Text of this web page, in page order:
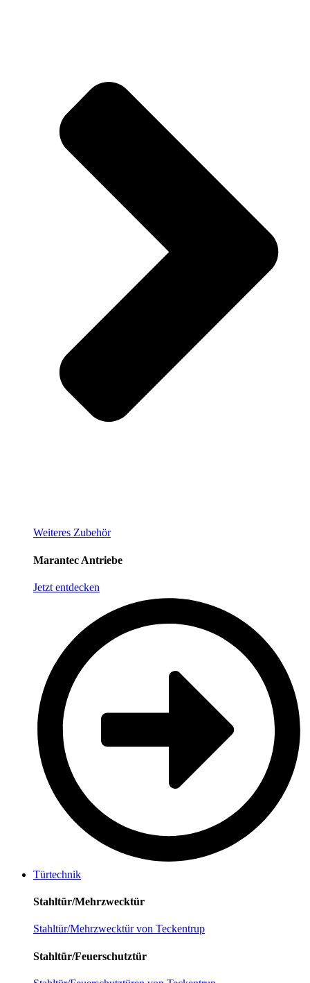
Weiteres Zubehör
Marantec Antriebe
Jetzt entdecken
Türtechnik
Stahltür/Mehrzwecktür
Stahltür/Mehrzwecktür von Teckentrup
Stahltür/Feuerschutztür